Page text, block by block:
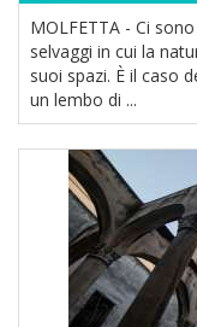
MOLFETTA - Ci
selvaggi in cui la
suoi spazi. È il caso
un lembo di ...